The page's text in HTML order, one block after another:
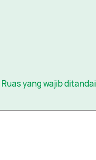
Ruas yang wajib ditandai